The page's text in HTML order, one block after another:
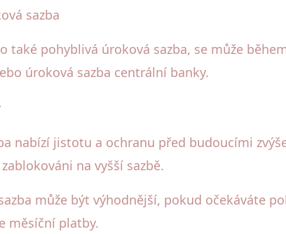
sazba
také pohyblivá úroková sazba, se může
úroková sazba centrální banky.
nabízí jistotu a ochranu před budoucími
na vyšší sazbě.
může být výhodnější, pokud očekáváte
měsíční platby.